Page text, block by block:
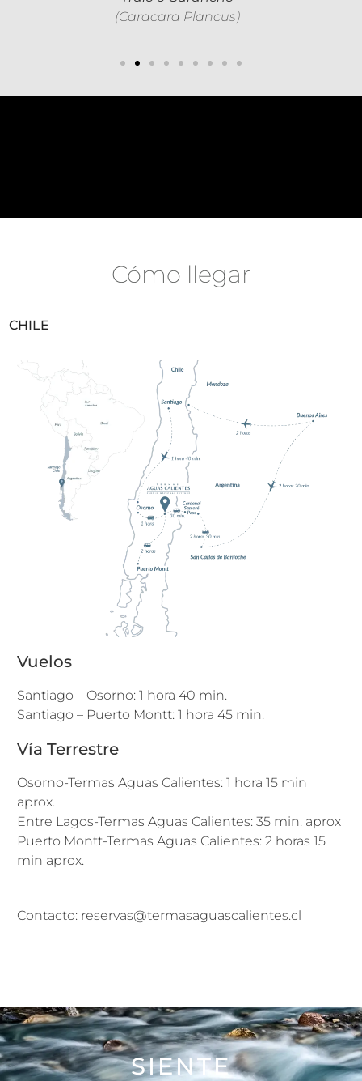
(Caracara Plancus)
Cómo llegar
CHILE
Vuelos
Santiago – Osorno: 1 hora 40 min.
Santiago – Puerto Montt: 1 hora 45 min.
Vía Terrestre
Osorno-Termas Aguas Calientes: 1 hora 15 min
aprox.
Entre Lagos-Termas Aguas Calientes: 35 min. aprox
Puerto Montt-Termas Aguas Calientes: 2 horas 15
min aprox.
Contacto: reservas@termasaguascalientes.cl
SIENTE